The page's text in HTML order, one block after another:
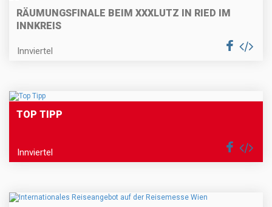
RÄUMUNGSFINALE BEIM XXXLUTZ IN RIED IM
INNKREIS
Innviertel
TOP TIPP
Innviertel